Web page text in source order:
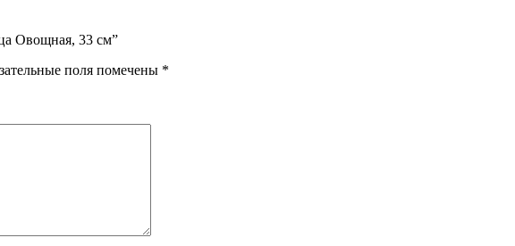
Овощная, 33 см”
поля помечены *